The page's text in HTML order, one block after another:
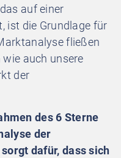
auf einer
ist die Grundlage für
fließen
auch unsere
der
des 6 Sterne
der
dafür, dass sich